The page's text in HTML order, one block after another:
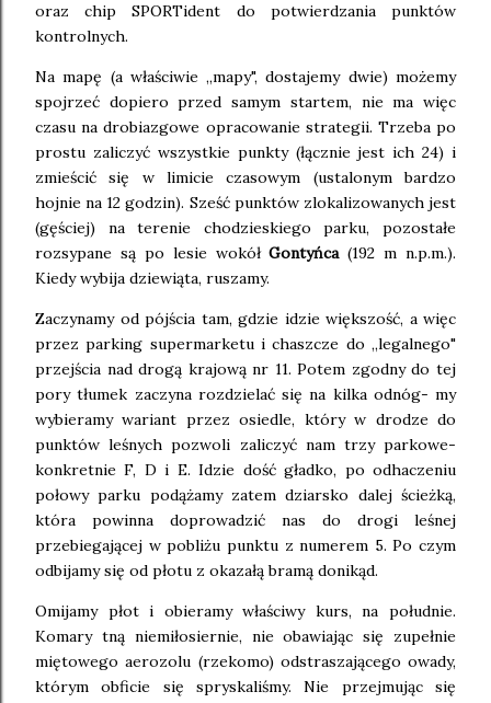
oraz chip SPORTident do potwierdzania punktów
kontrolnych.
Na mapę (a właściwie ,,mapy", dostajemy dwie) możemy
spojrzeć dopiero przed samym startem, nie ma więc
czasu na drobiazgowe opracowanie strategii. Trzeba po
prostu zaliczyć wszystkie punkty (łącznie jest ich 24) i
zmieścić się w limicie czasowym (ustalonym bardzo
hojnie na 12 godzin). Sześć punktów zlokalizowanych jest
(gęściej) na terenie chodzieskiego parku, pozostałe
rozsypane są po lesie wokółGontyńca(192 m n.p.m.).
Kiedy wybija dziewiąta, ruszamy.
Zaczynamy od pójścia tam, gdzie idzie większość, a więc
przez parking supermarketu i chaszcze do ,,legalnego"
przejścia nad drogą krajową nr 11. Potem zgodny do tej
pory tłumek zaczyna rozdzielać się na kilka odnóg- my
wybieramy wariant przez osiedle, który w drodze do
punktów leśnych pozwoli zaliczyć nam trzy parkowe-
konkretnie F, D i E. Idzie dość gładko, po odhaczeniu
połowy parku podążamy zatem dziarsko dalej ścieżką,
która powinna doprowadzić nas do drogi leśnej
przebiegającej w pobliżu punktu z numerem 5. Po czym
odbijamy się od płotu z okazałą bramą donikąd.
Omijamy płot i obieramy właściwy kurs, na południe.
Komary tną niemiłosiernie, nie obawiając się zupełnie
miętowego aerozolu (rzekomo) odstraszającego owady,
którym obficie się spryskaliśmy. Nie przejmując się